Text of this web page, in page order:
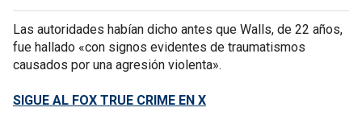
Las autoridades habían dicho antes que Walls, de 22 años,
fue hallado «con signos evidentes de traumatismos
causados por una agresión violenta».
SIGUE AL FOX TRUE CRIME EN X